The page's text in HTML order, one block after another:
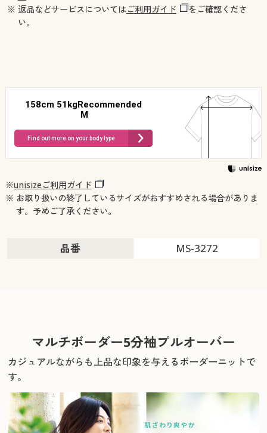
※ 返品などサービスについてはご利用ガイド
をご確認くださ
い。
158cm 51kgRecommended
M
Find out more on your body type
※unisizeご利用ガイド
※ お取り扱いの終了しているサイズがおすすめされる場合がありま
す。予めご了承ください。
品番 MS-3272
マルチボーダー5分袖プルオーバー
カジュアルながらも上品な印象を与えるボーダーニットで
す。